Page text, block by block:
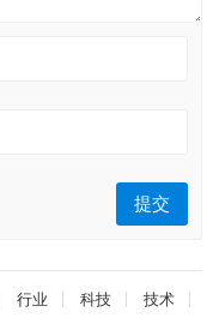
行业 科技
技术